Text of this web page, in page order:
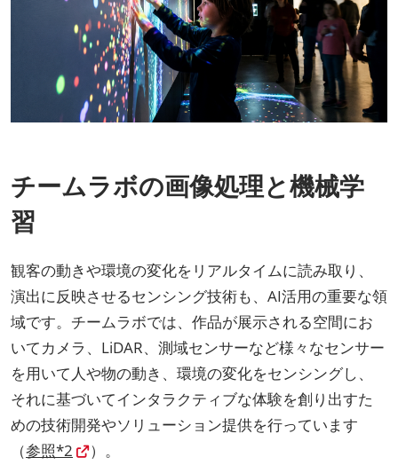
チームラボの画像処理と機械学
習
観客の動きや環境の変化をリアルタイムに読み取り、
演出に反映させるセンシング技術も、AI活用の重要な領
域です。チームラボでは、作品が展示される空間にお
いてカメラ、LiDAR、測域センサーなど様々なセンサー
を用いて人や物の動き、環境の変化をセンシングし、
それに基づいてインタラクティブな体験を創り出すた
めの技術開発やソリューション提供を行っています
（参照*2
）。